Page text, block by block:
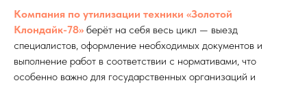
Компания по утилизации техники «Золотой
Клондайк-78» берёт на себя весь цикл — выезд
специалистов, оформление необходимых документов и
выполнение работ в соответствии с нормативами, что
особенно важно для государственных организаций и